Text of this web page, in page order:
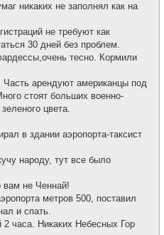
никаких не заполнял как на
не требуют как
30 дней без проблем.
тесно. Кормили
арендуют американцы под
стоят больших военно-
цвета.
в здании аэропорта-таксист
народу, тут все было
вам не Ченнай!
метров 500, поставил
и спать.
2 часа. Никаких Небесных Гор